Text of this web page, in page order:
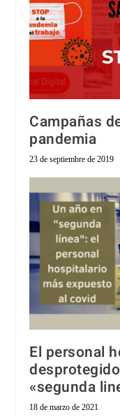
Campañas
pandemia
23 de septiembre de 2019
El personal
«segunda
18 de marzo de 2021